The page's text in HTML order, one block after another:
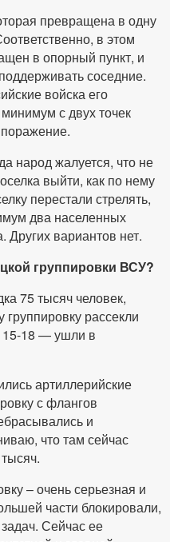
превращена в одну
в этом
в опорный пункт, и
соседние.
войска его
с двух точек
народ жалуется, что не
выйти, как по нему
перестали стрелять,
два населенных
Других вариантов нет.
группировки ВСУ?
75 тысяч человек,
рассекли
15-18 — ушли в
артиллерийские
с флангов
и
что там сейчас
– очень серьезная и
части блокировали,
Сейчас ее